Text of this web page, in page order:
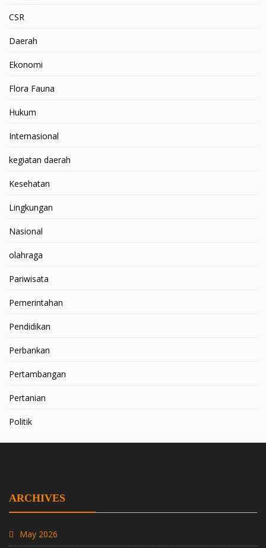
CSR
Daerah
Ekonomi
Flora Fauna
Hukum
Internasional
kegiatan daerah
Kesehatan
Lingkungan
Nasional
olahraga
Pariwisata
Pemerintahan
Pendidikan
Perbankan
Pertambangan
Pertanian
Politik
ARCHIVES
May 2026